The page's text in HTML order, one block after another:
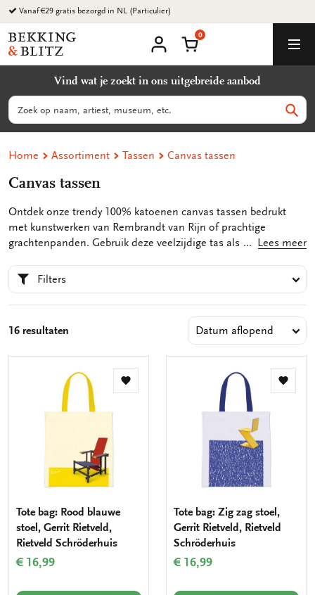
Ga
naar
content
Vanaf €29 gratis bezorgd in NL (Particulier)
Bekking
&
B.V.
account
Winkelmand
0
Vind wat je zoekt in ons uitgebreide aanbod
Zoeken
Home Assortiment Tassen Canvas tassen
Canvas tassen
Ontdek onze trendy 100% katoenen canvas tassen bedrukt
met kunstwerken van Rembrandt van Rijn of prachtige
grachtenpanden. Gebruik deze veelzijdige tas als
Met deze handige tas heb je altijd een stijlvolle metgezel bij je.
Draag de tas soepel over je schouder of stevig aan de
handvatten. Ervaar zelf de veelzijdigheid van de canvas tas,
die niet alleen prachtig oogt maar ook praktisch is. Onze
verkrijgbaar. Bestel een tas voor jezelf of geef het als een
origineel cadeau aan iemand anders. Een perfecte en leuke
Lees meer
Filters
16 resultaten
Toevoegen
Tote bag: Rood blauwe
stoel, Gerrit Rietveld,
Rietveld Schröderhuis
€ 16,99
Tote bag: Zig zag stoel,
Gerrit Rietveld, Rietveld
Schröderhuis
€ 16,99